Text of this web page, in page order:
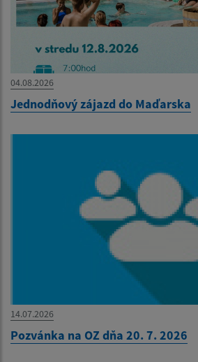
04.08.2026
Jednodňový zájazd do Maďarska
14.07.2026
Pozvánka na OZ dňa 20. 7. 2026